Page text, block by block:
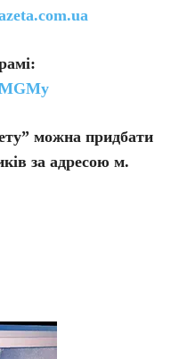
можна придбати
за адресою м.